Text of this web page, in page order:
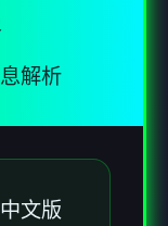
解析
文版